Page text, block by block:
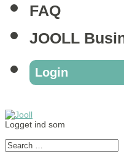
FAQ
JOOLL
Login
Logget ind som